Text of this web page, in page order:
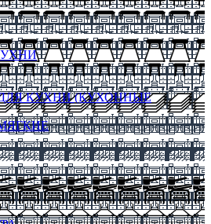
КУХНИ (КУХОННЫЕ